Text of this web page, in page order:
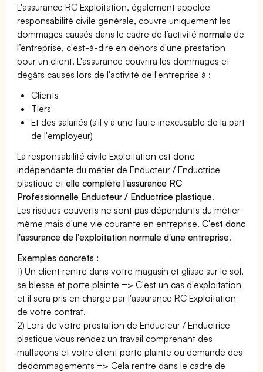
L'assurance RC Exploitation, également appelée
responsabilité civile générale, couvre uniquement les
dommages causés dans le cadre de l’activiténormale de
l’entreprise, c'est-à-dire en dehors d'une prestation
pour un client. L'assurance couvrira les dommages et
dégâts causés lors de l'activité de l'entreprise à :
Clients
Tiers
Et des salariés (s'il y a une faute inexcusable de la part
de l'employeur)
La responsabilité civile Exploitation est donc
indépendante du métier de Enducteur / Enductrice
plastique etelle complète l'assurance RC
Professionnelle Enducteur / Enductrice plastique.
Les risques couverts ne sont pas dépendants du métier
même mais d'une vie courante en entreprise.C'est donc
l'assurance de l'exploitation normale d'une entreprise.
Exemples concrets :
1) Un client rentre dans votre magasin et glisse sur le sol,
se blesse et porte plainte => C'est un cas d'exploitation
et il sera pris en charge par l'assurance RC Exploitation
de votre contrat.
2) Lors de votre prestation de Enducteur / Enductrice
plastique vous rendez un travail comprenant des
malfaçons et votre client porte plainte ou demande des
dédommagements => Cela rentre dans le cadre de